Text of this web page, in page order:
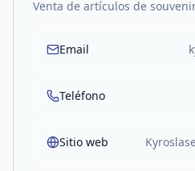
Venta de artículos de
Email
Teléfono
Sitio web